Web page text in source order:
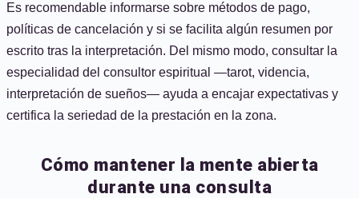
Es recomendable informarse sobre métodos de pago,
políticas de cancelación y si se facilita algún resumen por
escrito tras la interpretación. Del mismo modo, consultar la
especialidad del consultor espiritual —tarot, videncia,
interpretación de sueños— ayuda a encajar expectativas y
certifica la seriedad de la prestación en la zona.
Cómo mantener la mente abierta
durante una consulta